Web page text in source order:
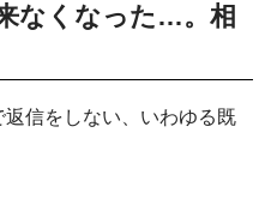
なくなった…。相
信をしない、いわゆる既